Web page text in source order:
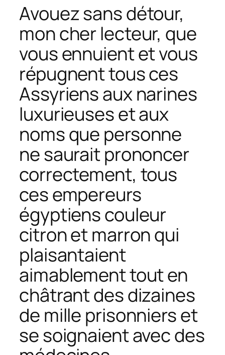
Avouez sans détour,
mon cher lecteur, que
vous ennuient et vous
répugnent tous ces
Assyriens aux narines
luxurieuses et aux
noms que personne
ne saurait prononcer
correctement, tous
ces empereurs
égyptiens couleur
citron et marron qui
plaisantaient
aimablement tout en
châtrant des dizaines
de mille prisonniers et
se soignaient avec des